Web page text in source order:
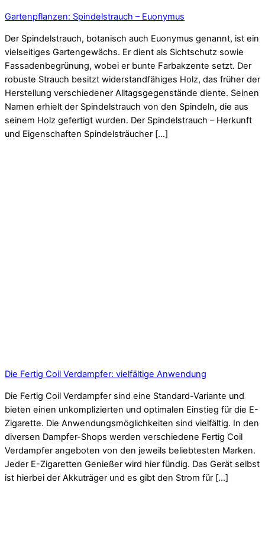
Gartenpflanzen: Spindelstrauch – Euonymus
Der Spindelstrauch, botanisch auch Euonymus genannt, ist ein
vielseitiges Gartengewächs. Er dient als Sichtschutz sowie
Fassadenbegrünung, wobei er bunte Farbakzente setzt. Der
robuste Strauch besitzt widerstandfähiges Holz, das früher der
Herstellung verschiedener Alltagsgegenstände diente. Seinen
Namen erhielt der Spindelstrauch von den Spindeln, die aus
seinem Holz gefertigt wurden. Der Spindelstrauch – Herkunft
und Eigenschaften Spindelsträucher […]
Die Fertig Coil Verdampfer: vielfältige Anwendung
Die Fertig Coil Verdampfer sind eine Standard-Variante und
bieten einen unkomplizierten und optimalen Einstieg für die E-
Zigarette. Die Anwendungsmöglichkeiten sind vielfältig. In den
diversen Dampfer-Shops werden verschiedene Fertig Coil
Verdampfer angeboten von den jeweils beliebtesten Marken.
Jeder E-Zigaretten Genießer wird hier fündig. Das Gerät selbst
ist hierbei der Akkuträger und es gibt den Strom für […]